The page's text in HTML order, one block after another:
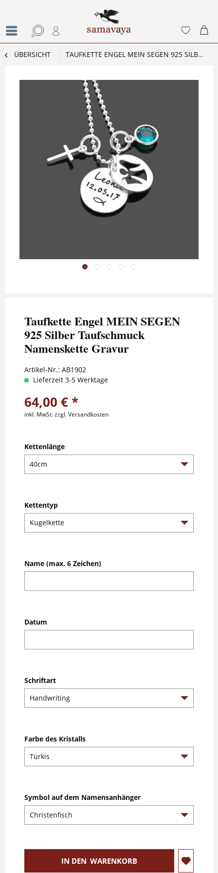
ÜBERSICHT TAUFKETTE ENGEL MEIN SEGEN 925 SILBER TAUFSCHMUCK NAMENSKETTE GRAVUR
Taufkette Engel MEIN SEGEN
925 Silber Taufschmuck
Namenskette Gravur
Artikel-Nr.: AB1902
Lieferzeit 3-5 Werktage
64,00 € *
inkl. MwSt.zzgl. Versandkosten
Kettenlänge
Kettentyp
Name (max. 6 Zeichen)
Datum
Schriftart
Farbe des Kristalls
Symbol auf dem Namensanhänger
IN DEN WARENKORB